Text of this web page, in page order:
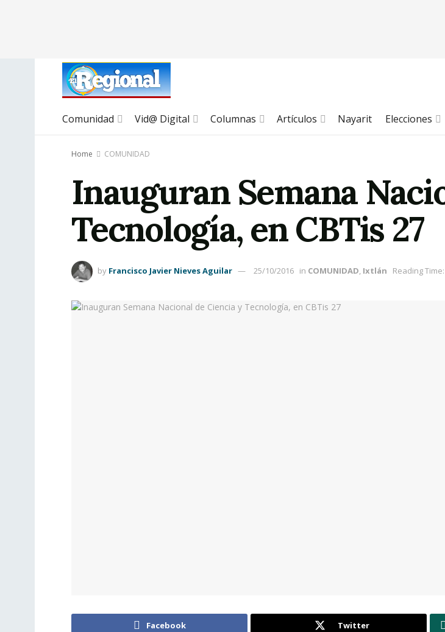
Comunidad Vid@ Digital Columnas Artículos Nayarit Elecciones
Home COMUNIDAD
Inauguran Semana
Tecnología, en CBTis 27
by Francisco Javier Nieves Aguilar 25/10/2016 in COMUNIDAD, Ixtlán Reading
Facebook Twitter